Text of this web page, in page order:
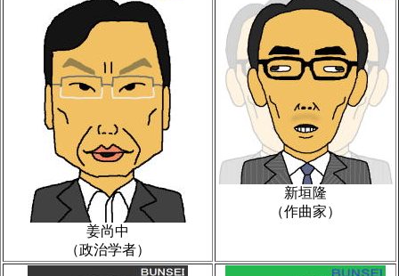
姜尚中
（政治学者）
新垣隆
（作曲家）